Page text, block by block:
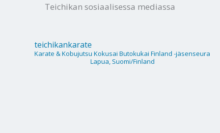
Teichikan sosiaalisessa mediassa
teichikankarate
Karate & Kobujutsu Kokusai Butokukai Finland -jäsenseura
Lapua, Suomi/Finland